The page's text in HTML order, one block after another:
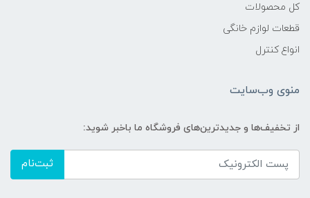
کل محصولات
قطعات لوازم خانگی
انواع کنترل
منوی وب‌سایت
از تخفیف‌ها و جدیدترین‌های فروشگاه ما باخبر شوید:
ثبت‌نام